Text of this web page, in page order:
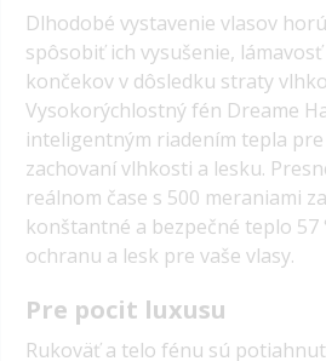
Dlhodobé vystavenie vlasov
spôsobiť ich vysušenie,
končekov v dôsledku straty
Vysokorýchlostný fén Dreame
inteligentným riadením tepla
zachovaní vlhkosti a lesku.
reálnom čase s 500 meraniami
konštantné a bezpečné teplo 57
ochranu a lesk pre vaše vlasy.
Pre pocit luxusu
Rukoväť a telo fénu sú